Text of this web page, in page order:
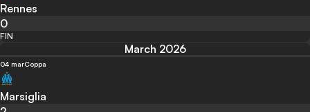
Rennes
0
FIN
March 2026
04 marCoppa
Marsiglia